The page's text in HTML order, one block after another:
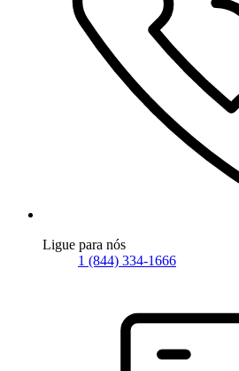
Ligue para nós
1 (844) 334-1666